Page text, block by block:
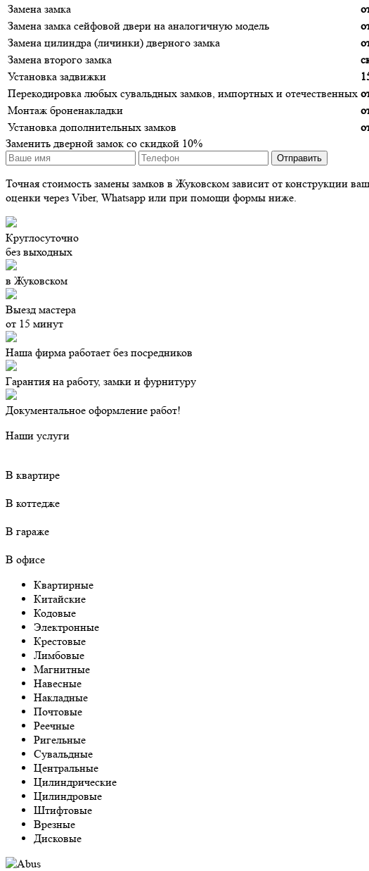
Замена замка
Замена замка сейфовой двери на аналогичную модель
Замена цилиндра (личинки) дверного замка
Замена второго замка
Установка задвижки
Перекодировка любых сувальдных замков, импортных и отечественных
Монтаж броненакладки
Установка дополнительных замков
Заменить дверной замок со скидкой 10%
Точная стоимость замены замков в Жуковском зависит от конструкции
оценки через Viber, Whatsapp или при помощи формы ниже.
Круглосуточно
без выходных
в Жуковском
Выезд мастера
от 15 минут
Наша фирма работает без посредников
Гарантия на работу, замки и фурнитуру
Документальное оформление работ!
Наши услуги
В квартире
В коттедже
В гараже
В офисе
Квартирные
Китайские
Кодовые
Электронные
Крестовые
Лимбовые
Магнитные
Навесные
Накладные
Почтовые
Реечные
Ригельные
Сувальдные
Центральные
Цилиндрические
Цилиндровые
Штифтовые
Врезные
Дисковые